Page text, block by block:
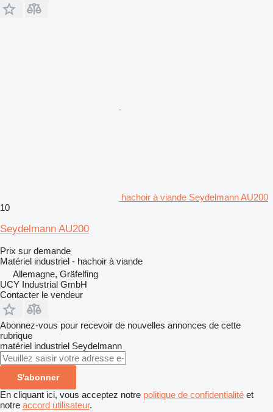
hachoir à viande Seydelmann AU200
10
Seydelmann AU200
Prix sur demande
Matériel industriel - hachoir à viande
Allemagne, Gräfelfing
UCY Industrial GmbH
Contacter le vendeur
Abonnez-vous pour recevoir de nouvelles annonces de cette
rubrique
matériel industriel Seydelmann
S'abonner
En cliquant ici, vous acceptez notre politique de confidentialité et
notre accord utilisateur.